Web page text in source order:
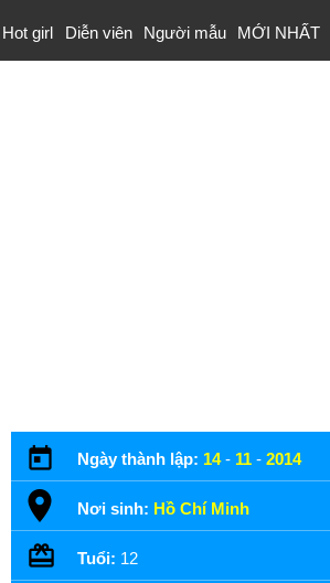
Hot girl Diễn viên Người mẫu MỚI NHẤT
Ngày thành lập: 14- 11 - 2014
Nơi sinh: Hồ Chí Minh
Tuổi: 12